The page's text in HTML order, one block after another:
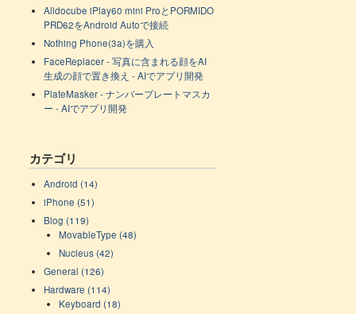
Alldocube iPlay60 mini ProとPORMIDO
PRD62をAndroid Autoで接続
Nothing Phone(3a)を購入
FaceReplacer - 写真に含まれる顔をAI
生成の顔で置き換え - AIでアプリ開発
PlateMasker - ナンバープレートマスカ
ー - AIでアプリ開発
カテゴリ
Android (14)
iPhone (51)
Blog (119)
MovableType (48)
Nucleus (42)
General (126)
Hardware (114)
Keyboard (18)